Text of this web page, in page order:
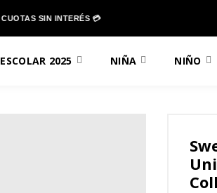
6 CUOTAS SIN INTERÉS 💳
ESCOLAR 2025 NIÑA NIÑO